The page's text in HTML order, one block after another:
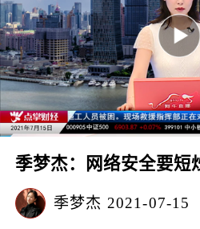
季梦杰：网络安全要短
季梦杰 2021-07-15